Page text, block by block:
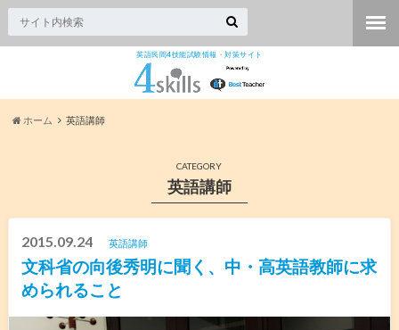
英語民間4技能試験情報・対策サイト
ホーム 英語講師
CATEGORY
英語講師
2015.09.24 英語講師
文科省の向後秀明に聞く、中・高英語教師に求
められること